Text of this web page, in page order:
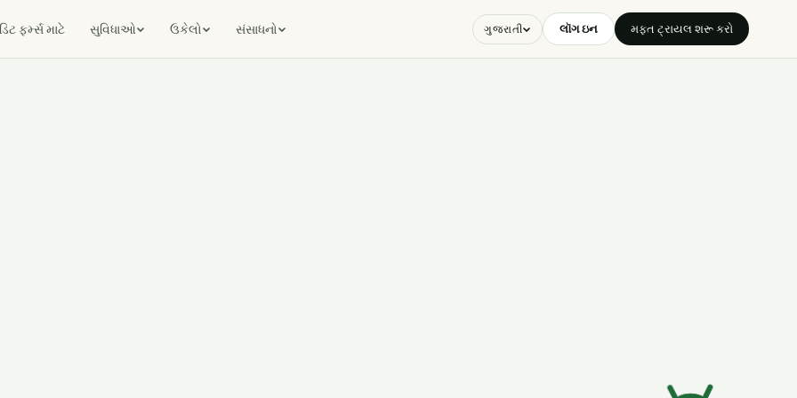
ફર્મ્સ માટે સુવિધાઓ ઉકેલો સંસાધનો ગુજરાતી લૉગ ઇન મફત ટ્રાયલ શરૂ કરો